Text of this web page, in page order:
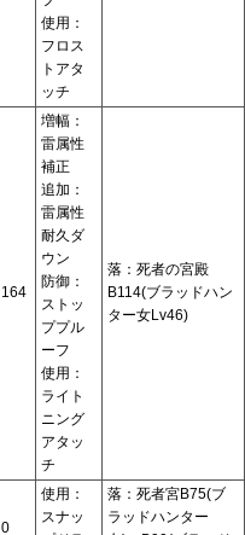
使用：
フロス
トアタ
ッチ
164
増幅：
雷属性
補正
追加：
雷属性
耐久ダ
ウン
防御：
ストッ
ププル
ーフ
使用：
ライト
ニング
アタッ
チ
落：死者の宮殿
B114(ブラッドハン
ター女Lv46)
0
使用：
スナッ
落：死者宮B75(ブ
ラッドハンター